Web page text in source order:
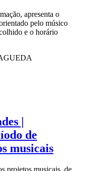
apresenta o
pelo músico
e o horário
|
de
musicais
projetos musicais, de